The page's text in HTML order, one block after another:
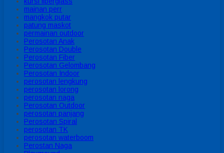
mainan perr
mangkok putar
patung maskot
permainan outdoor
Perosotan Anak
Perosotan Double
Perosotan Fiber
Perosotan Gelombang
Perosotan Indoor
perosotan lengkung
perosotan lorong
perosotan naga
Perosotan Outdoor
perosotan panjang
Perosotan Spiral
perosotan TK
perosotan waterboom
Perostan Naga